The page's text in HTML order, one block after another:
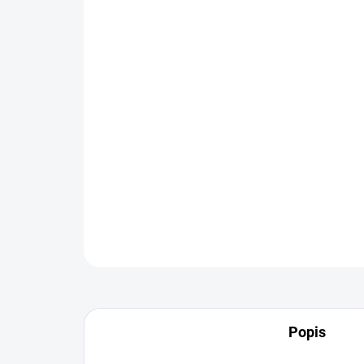
Popis